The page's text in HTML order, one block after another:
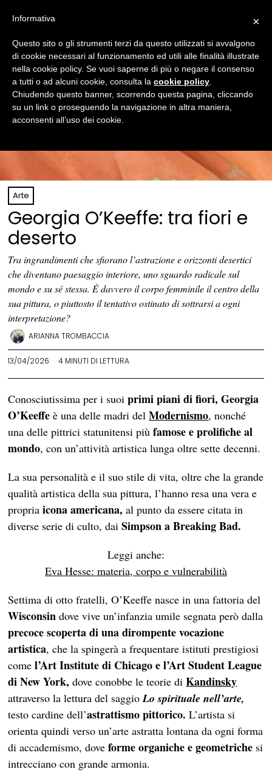
Arte
Georgia O’Keeffe: tra fiori e
deserto
Tra ingrandimenti che sfiorano l’astrazione e orizzonti desertici
che diventano paesaggio interiore, uno sguardo radicale sul
mondo e su sé stessa. È davvero il corpo femminile il centro della
sua pittura, o piuttosto il tentativo ostinato di sottrarsi a ogni
interpretazione?
ARIANNA TROMBACCIA
13/04/2026 4 MINUTI DI LETTURA
Conosciutissima per i suoiprimi piani di fiori, Georgia
O’Keeffe è una delle madri delModernismo, nonché
una delle pittrici statunitensi piùfamose e prolifiche al
mondo, con un’attività artistica lunga oltre sette decenni.
La sua personalità e il suo stile di vita, oltre che la grande
qualità artistica della sua pittura, l’hanno resa una vera e
propriaicona americana, al punto da essere citata in
diverse serie di culto, daiSimpson a Breaking Bad.
Leggi anche:
Eva Hesse: materia, corpo e vulnerabilità
Settima di otto fratelli, O’Keeffe nasce in una fattoria del
Wisconsin dove vive un’infanzia umile segnata però dalla
precoce scoperta di una dirompente vocazione
artistica, che la spingerà a frequentare istituti prestigiosi
comel’Art Institute di Chicago e l’Art Student League
di New York, dove conobbe le teorie diKandinsky
attraverso la lettura del saggioLo spirituale nell’arte,
testo cardine dell’astrattismo pittorico.L’artista si
orienta quindi verso un’arte astratta lontana da ogni forma
di accademismo, doveforme organiche e geometriche si
intrecciano con grande armonia.
×
Informativa
Questo sito o gli strumenti terzi da questo utilizzati si avvalgono
di cookie necessari al funzionamento ed utili alle finalità illustrate
nella cookie policy. Se vuoi saperne di più o negare il consenso
a tutti o ad alcuni cookie, consulta la cookie policy
Chiudendo questo banner, scorrendo questa pagina, cliccando
su un link o proseguendo la navigazione in altra maniera,
acconsenti all’uso dei cookie.